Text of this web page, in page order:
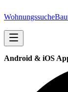
Wohnungssuche
Android & iOS